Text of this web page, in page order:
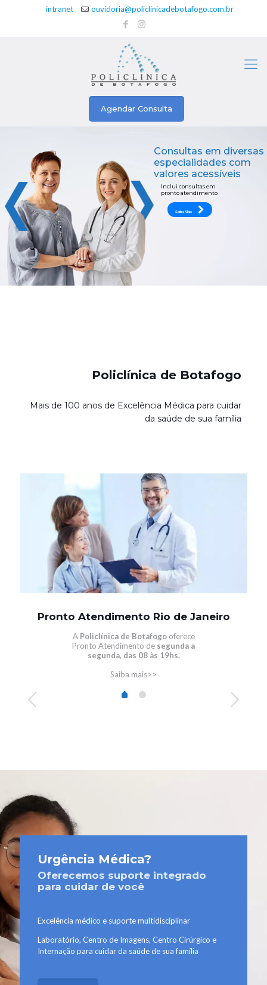
intranet ouvidoria@policlinicadebotafogo.com.br
Agendar Consulta
Consultas em diversas
especialidades com
valores acessíveis
Inclui consultas em
pronto atendimento
Saiba Mais
Policlínica de Botafogo
Mais de 100 anos de Excelência Médica para cuidar
da saúde de sua família
Pronto Atendimento Rio de Janeiro
A Policlínica de Botafogo oferece
Pronto Atendimento de segunda a
segunda, das 08 às 19hs.
Saiba mais>>
Urgência Médica?
Oferecemos suporte integrado
para cuidar de você
Excelência médico e suporte multidisciplinar
Laboratório, Centro de Imagens, Centro Cirúrgico e
Internação para cuidar da saúde de sua família